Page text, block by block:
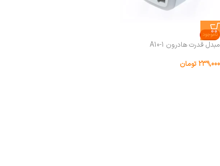
ناموجود
مبدل قدرت هادرون A10-1
239,000تومان